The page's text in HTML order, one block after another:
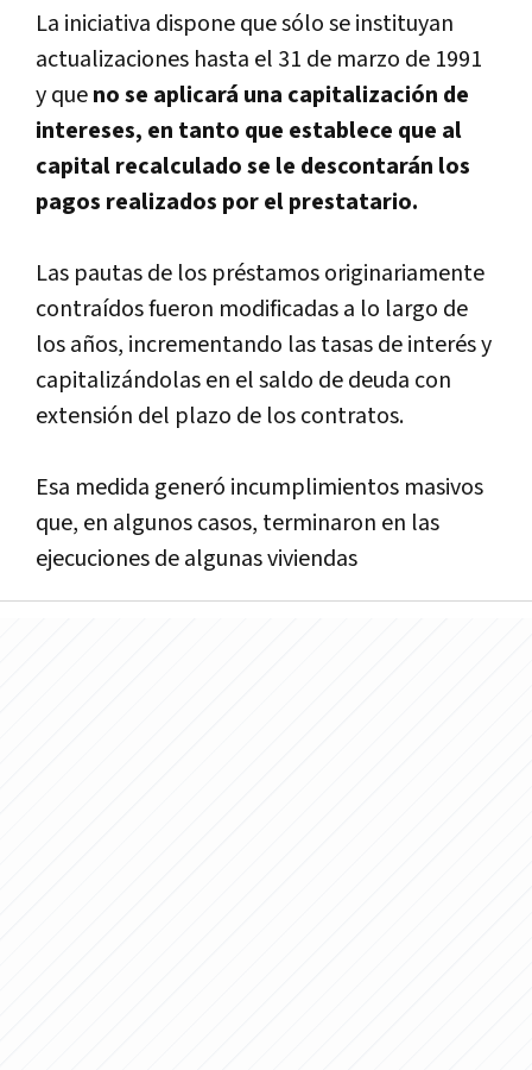
La iniciativa dispone que sólo se instituyan
actualizaciones hasta el 31 de marzo de 1991
y queno se aplicará una capitalización de
intereses, en tanto que establece que al
capital recalculado se le descontarán los
pagos realizados por el prestatario.
Las pautas de los préstamos originariamente
contraí­dos fueron modificadas a lo largo de
los años, incrementando las tasas de interés y
capitalizándolas en el saldo de deuda con
extensión del plazo de los contratos.
Esa medida generó incumplimientos masivos
que, en algunos casos, terminaron en las
ejecuciones de algunas viviendas